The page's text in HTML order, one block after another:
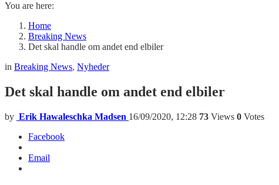
You are here:
Home
Breaking News
Det skal handle om andet end elbiler
in Breaking News, Nyheder
Det skal handle om andet end elbiler
by Erik Hawaleschka Madsen 16/09/2020, 12:28 73 Views 0 Votes
Facebook
Email